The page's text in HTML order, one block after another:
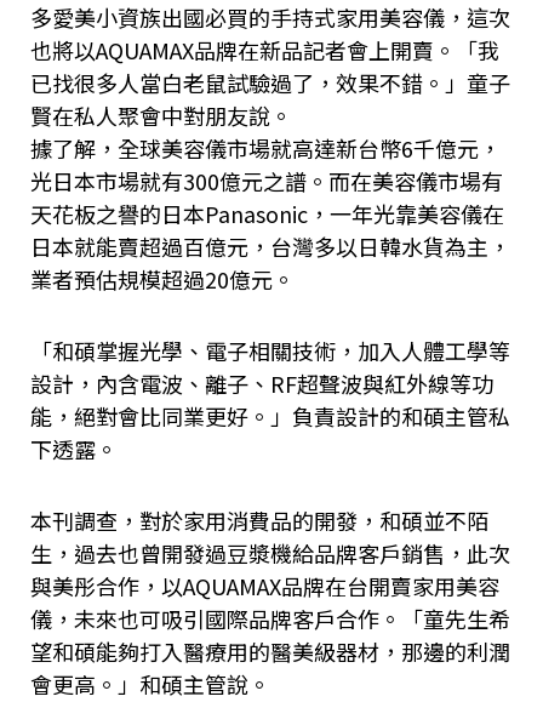
多愛美小資族出國必買的手持式家用美容儀，這次
也將以AQUAMAX品牌在新品記者會上開賣。「我
已找很多人當白老鼠試驗過了，效果不錯。」童子
賢在私人聚會中對朋友說。
據了解，全球美容儀市場就高達新台幣6千億元，
光日本市場就有300億元之譜。而在美容儀市場有
天花板之譽的日本Panasonic，一年光靠美容儀在
日本就能賣超過百億元，台灣多以日韓水貨為主，
業者預估規模超過20億元。
「和碩掌握光學、電子相關技術，加入人體工學等
設計，內含電波、離子、RF超聲波與紅外線等功
能，絕對會比同業更好。」負責設計的和碩主管私
下透露。
本刊調查，對於家用消費品的開發，和碩並不陌
生，過去也曾開發過豆漿機給品牌客戶銷售，此次
與美彤合作，以AQUAMAX品牌在台開賣家用美容
儀，未來也可吸引國際品牌客戶合作。「童先生希
望和碩能夠打入醫療用的醫美級器材，那邊的利潤
會更高。」和碩主管說。